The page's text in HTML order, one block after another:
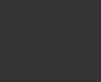
ビキニトップ